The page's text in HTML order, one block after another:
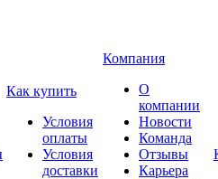
Как купить
Условия
оплаты
Условия
доставки
Компания
О
компании
Новости
Команда
Отзывы
Карьера